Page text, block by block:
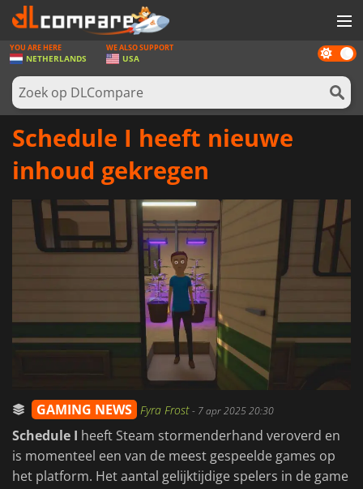
SPELLEN
GAME CARDS
SOFTWARE
LOG IN OF REGISTREER
Dark
mode
YOU ARE HERE
NETHERLANDS
WE ALSO SUPPORT
USA
Schedule I heeft nieuwe
inhoud gekregen
GAMING NEWS Fyra Frost- 7 apr 2025 20:30
Schedule I heeft Steam stormenderhand veroverd en
is momenteel een van de meest gespeelde games op
het platform. Het aantal gelijktijdige spelers in de game